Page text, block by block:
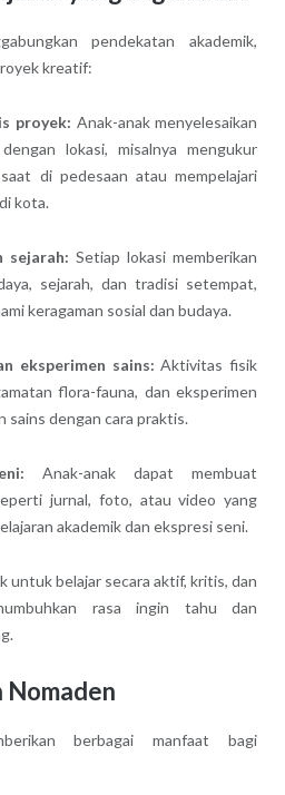
pendekatan akademik,
kreatif:
proyek: Anak-anak menyelesaikan
lokasi, misalnya mengukur
di pedesaan atau mempelajari
kota.
sejarah: Setiap lokasi memberikan
sejarah, dan tradisi setempat,
keragaman sosial dan budaya.
eksperimen sains: Aktivitas fisik
flora-fauna, dan eksperimen
sains dengan cara praktis.
Anak-anak dapat membuat
jurnal, foto, atau video yang
akademik dan ekspresi seni.
untuk belajar secara aktif, kritis, dan
rasa ingin tahu dan
Nomaden
berbagai manfaat bagi